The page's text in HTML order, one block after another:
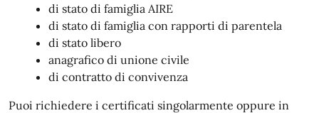
di stato di famiglia AIRE
di stato di famiglia con rapporti di parentela
di stato libero
anagrafico di unione civile
di contratto di convivenza
Puoi richiedere i certificati singolarmente oppure in